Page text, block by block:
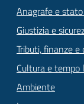
Anagrafe e
Giustizia e
Tributi, finanze
Cultura e tempo
Ambiente